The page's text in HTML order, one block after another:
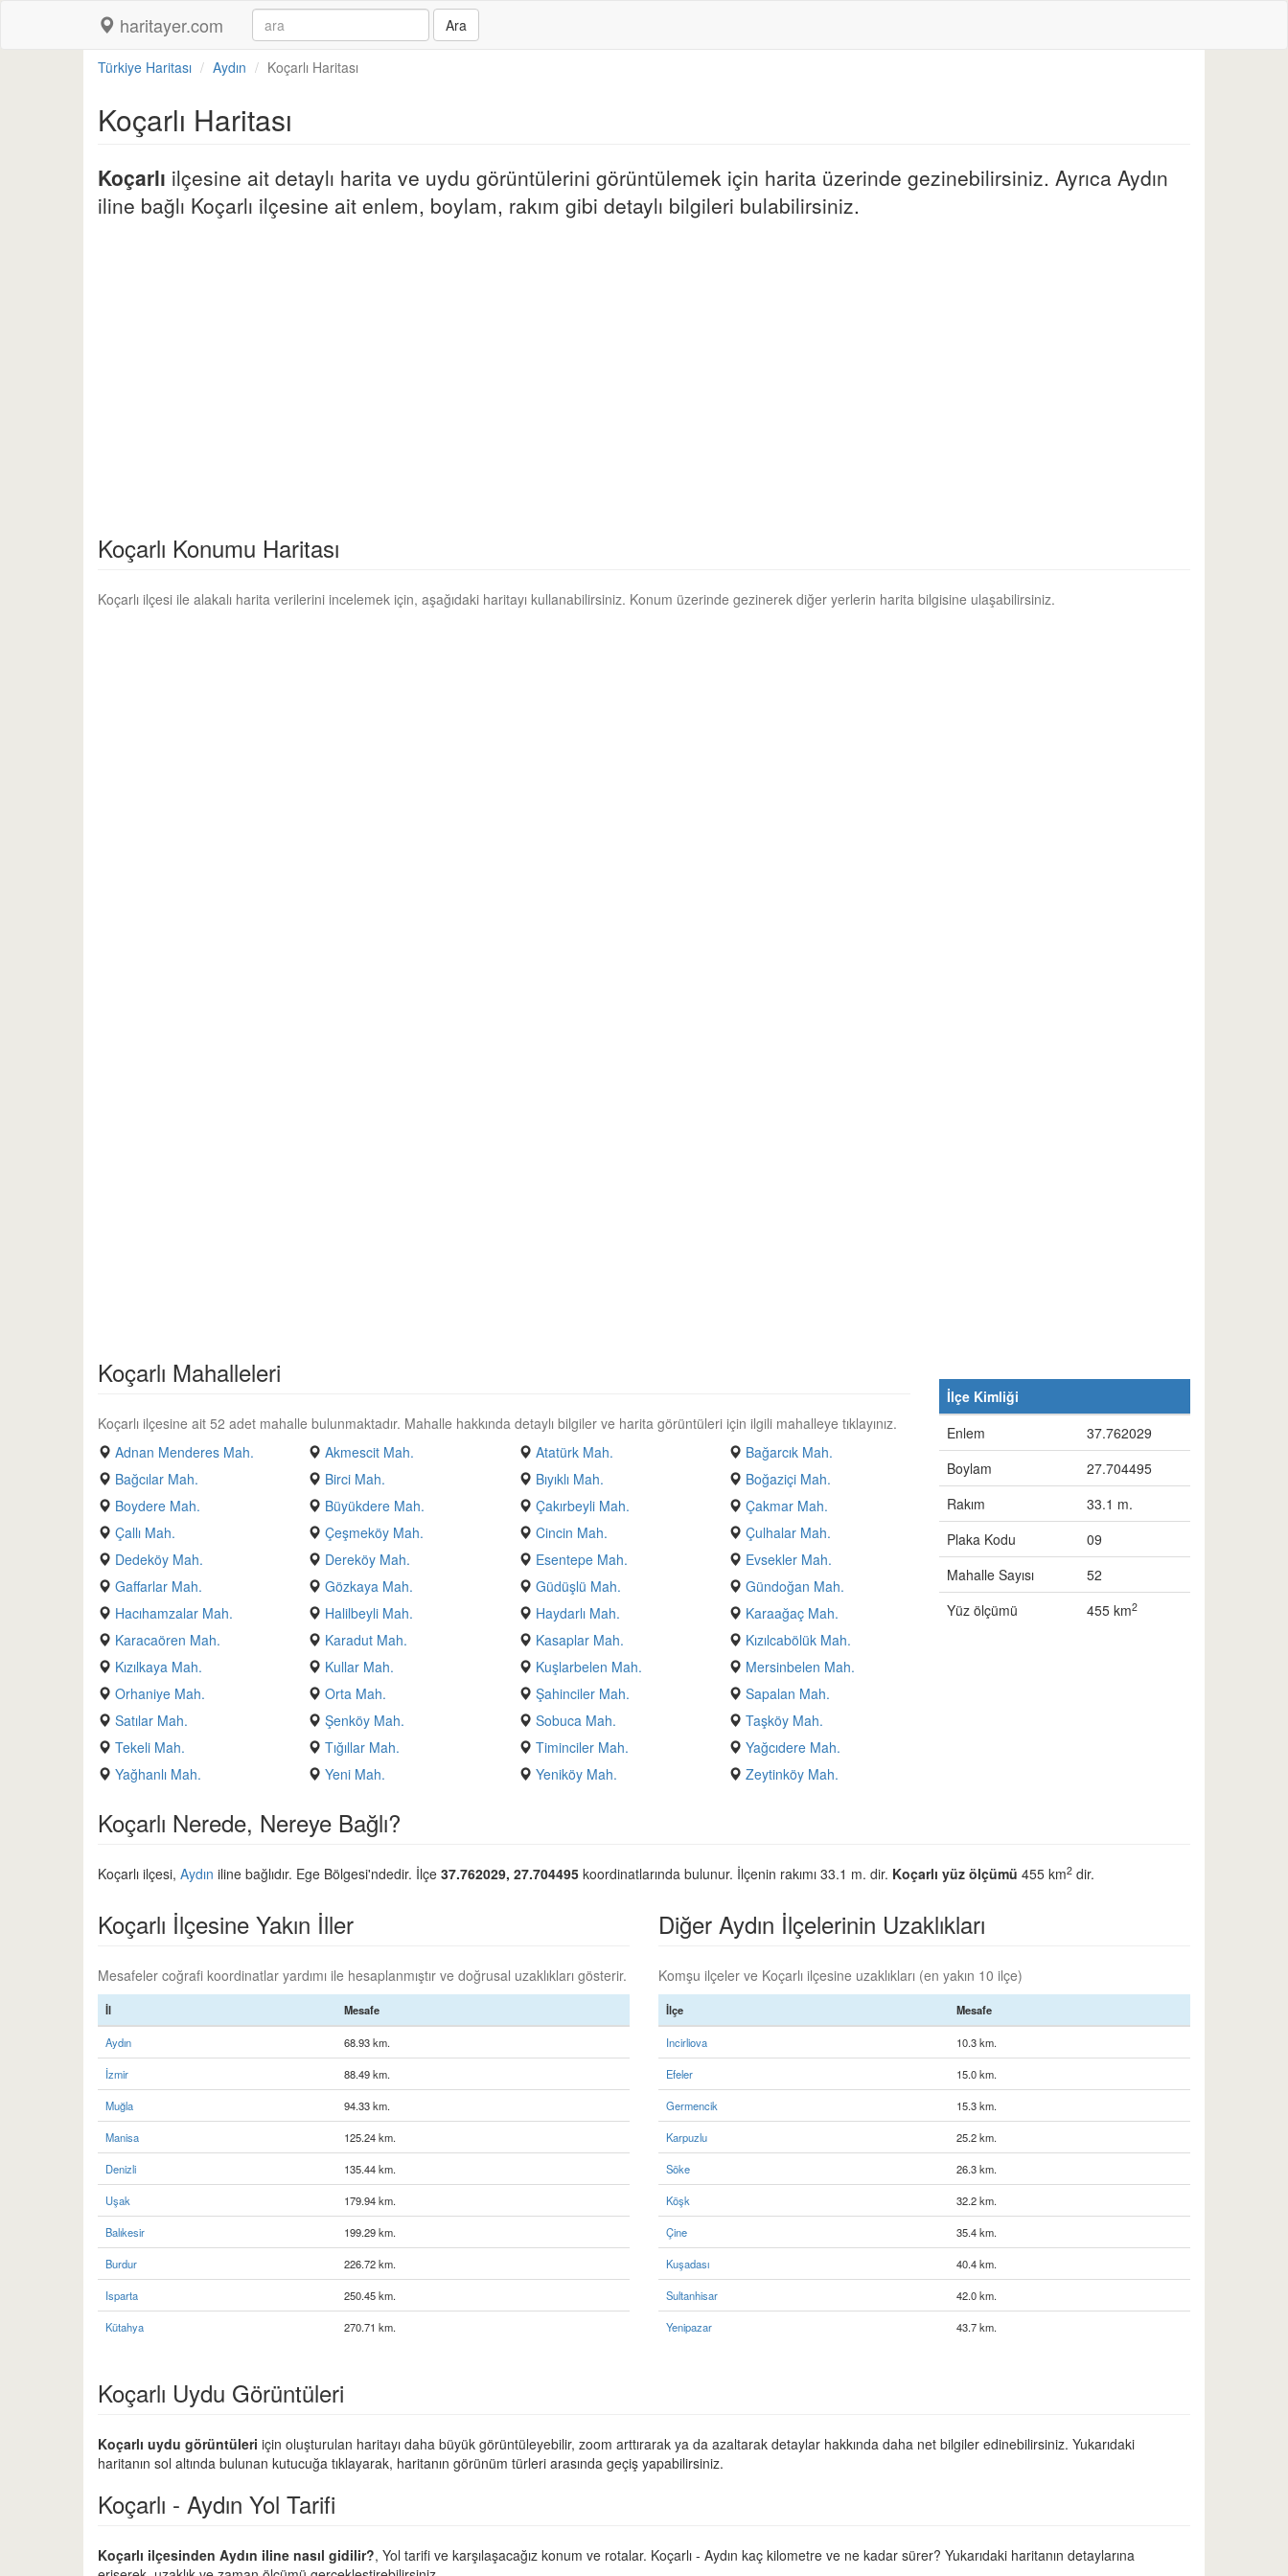
haritayer.com Ara
Türkiye Haritası Aydın Koçarlı Haritası
Koçarlı Haritası
Koçarlı ilçesine ait detaylı harita ve uydu görüntülerini görüntülemek için harita üzerinde gezinebilirsiniz. Ayrıca Aydın
iline bağlı Koçarlı ilçesine ait enlem, boylam, rakım gibi detaylı bilgileri bulabilirsiniz.
Koçarlı Konumu Haritası
Koçarlı ilçesi ile alakalı harita verilerini incelemek için, aşağıdaki haritayı kullanabilirsiniz. Konum üzerinde gezinerek diğer yerlerin harita bilgisine ulaşabilirsiniz.
Koçarlı Mahalleleri
Koçarlı ilçesine ait 52 adet mahalle bulunmaktadır. Mahalle hakkında detaylı bilgiler ve harita görüntüleri için ilgili mahalleye tıklayınız.
Adnan Menderes Mah.
Akmescit Mah. Atatürk Mah.
Bağarcık Mah.
Bağcılar Mah.
Birci Mah. Bıyıklı Mah.
Boğaziçi Mah.
Boydere Mah.
Büyükdere Mah. Çakırbeyli Mah.
Çakmar Mah.
Çallı Mah.
Çeşmeköy Mah. Cincin Mah.
Çulhalar Mah.
Dedeköy Mah.
Dereköy Mah. Esentepe Mah.
Evsekler Mah.
Gaffarlar Mah.
Gözkaya Mah. Güdüşlü Mah.
Gündoğan Mah.
Hacıhamzalar Mah.
Halilbeyli Mah. Haydarlı Mah.
Karaağaç Mah.
Karacaören Mah.
Karadut Mah. Kasaplar Mah.
Kızılcabölük Mah.
Kızılkaya Mah.
Kullar Mah. Kuşlarbelen Mah.
Mersinbelen Mah.
Orhaniye Mah.
Orta Mah. Şahinciler Mah.
Sapalan Mah.
Satılar Mah.
Şenköy Mah. Sobuca Mah.
Taşköy Mah.
Tekeli Mah.
Tığıllar Mah. Timinciler Mah.
Yağcıdere Mah.
Yağhanlı Mah.
Yeni Mah. Yeniköy Mah. Zeytinköy Mah.
İlçe Kimliği
Enlem
37.762029
Boylam
27.704495
Rakım
33.1 m.
Plaka Kodu
09
Mahalle Sayısı
52
Yüz ölçümü
455 km2
Koçarlı Nerede, Nereye Bağlı?
Koçarlı ilçesi, Aydın iline bağlıdır. Ege Bölgesi'ndedir. İlçe 37.762029, 27.704495 koordinatlarında bulunur. İlçenin rakımı 33.1 m. dir. Koçarlı yüz ölçümü 455 km2 dir.
Koçarlı İlçesine Yakın İller
Mesafeler coğrafi koordinatlar yardımı ile hesaplanmıştır ve doğrusal uzaklıkları gösterir.
İl Mesafe
Aydın 68.93 km.
İzmir 88.49 km.
Muğla 94.33 km.
Manisa 125.24 km.
Denizli 135.44 km.
Uşak 179.94 km.
Balıkesir 199.29 km.
Burdur 226.72 km.
Isparta 250.45 km.
Kütahya 270.71 km.
Diğer Aydın İlçelerinin Uzaklıkları
Komşu ilçeler ve Koçarlı ilçesine uzaklıkları (en yakın 10 ilçe)
İlçe Mesafe
Incirliova 10.3 km.
Efeler 15.0 km.
Germencik 15.3 km.
Karpuzlu 25.2 km.
Söke 26.3 km.
Köşk 32.2 km.
Çine 35.4 km.
Kuşadası 40.4 km.
Sultanhisar 42.0 km.
Yenipazar 43.7 km.
Koçarlı Uydu Görüntüleri
Koçarlı uydu görüntüleri için oluşturulan haritayı daha büyük görüntüleyebilir, zoom arttırarak ya da azaltarak detaylar hakkında daha net bilgiler edinebilirsiniz. Yukarıdaki
haritanın sol altında bulunan kutucuğa tıklayarak, haritanın görünüm türleri arasında geçiş yapabilirsiniz.
Koçarlı - Aydın Yol Tarifi
Koçarlı ilçesinden Aydın iline nasıl gidilir?, Yol tarifi ve karşılaşacağız konum ve rotalar. Koçarlı - Aydın kaç kilometre ve ne kadar sürer? Yukarıdaki haritanın detaylarına